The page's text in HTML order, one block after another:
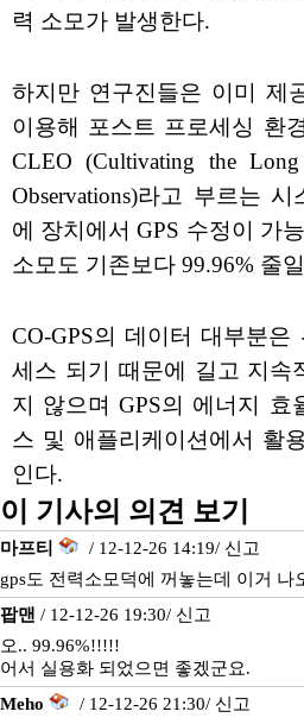
력 소모가 발생한다.
하지만 연구진들은 이미 제
이용해 포스트 프로세싱 환
CLEO (Cultivating the
Observations)라고 부르는
에 장치에서 GPS 수정이 가
소모도 기존보다 99.96% 줄
CO-GPS의 데이터 대부분
세스 되기 때문에 길고 지속
지 않으며 GPS의 에너지 효
스 및 애플리케이션에서 활
인다.
이 기사의 의견 보기
마프티 / 12-12-26 14:19/ 신고
gps도 전력소모덕에 꺼놓는데 이거 나
팝맨 / 12-12-26 19:30/ 신고
오.. 99.96%!!!!!
어서 실용화 되었으면 좋겠군요.
Meho
/ 12-12-26 21:30/ 신고